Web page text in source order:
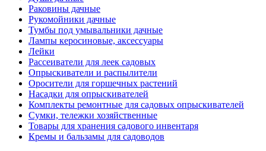
Раковины дачные
Рукомойники дачные
Тумбы под умывальники дачные
Лампы керосиновые, аксессуары
Лейки
Рассеиватели для леек садовых
Опрыскиватели и распылители
Оросители для горшечных растений
Насадки для опрыскивателей
Комплекты ремонтные для садовых опрыскивателей
Сумки, тележки хозяйственные
Товары для хранения садового инвентаря
Кремы и бальзамы для садоводов